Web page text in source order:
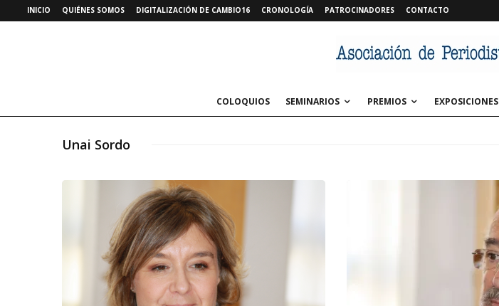
INICIO QUIÉNES SOMOS DIGITALIZACIÓN DE CAMBIO16 CRONOLOGÍA PATROCINADORES CONTACTO
COLOQUIOS SEMINARIOS PREMIOS EXPOSICIONES
Unai Sordo